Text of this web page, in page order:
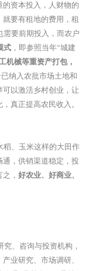
资本投入，人财物的
要有租地的费用，租
需要前期投入，而农户
式 ，即参照当年“城建
机械等重资产打包，
纳入农批市场土地和
以激活乡村创业，让
真正提高农民收入。
、玉米这样的大田作
，供销渠道稳定，投
， 好农业、好商业、
、咨询与投资机构，
业研究、市场调研、